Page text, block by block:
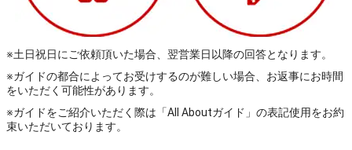
※土日祝日にご依頼頂いた場合、翌営業日以降の回答となります。
※ガイドの都合によってお受けするのが難しい場合、お返事にお時間
をいただく可能性があります。
※ガイドをご紹介いただく際は「All Aboutガイド」の表記使用をお約
束いただいております。